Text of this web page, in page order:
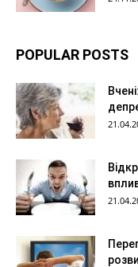
POPULAR POSTS